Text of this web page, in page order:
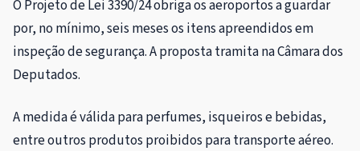
O Projeto de Lei 3390/24 obriga os aeroportos a guardar
por, no mínimo, seis meses os itens apreendidos em
inspeção de segurança. A proposta tramita na Câmara dos
Deputados.
A medida é válida para perfumes, isqueiros e bebidas,
entre outros produtos proibidos para transporte aéreo.